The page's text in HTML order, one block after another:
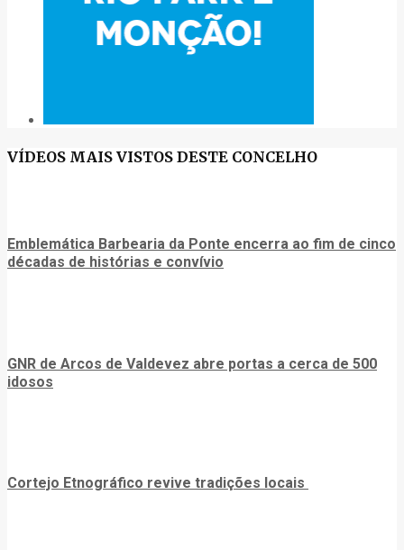
VÍDEOS MAIS VISTOS DESTE CONCELHO
Emblemática Barbearia da Ponte encerra ao fim de cinco
décadas de histórias e convívio
GNR de Arcos de Valdevez abre portas a cerca de 500
idosos
Cortejo Etnográfico revive tradições locais